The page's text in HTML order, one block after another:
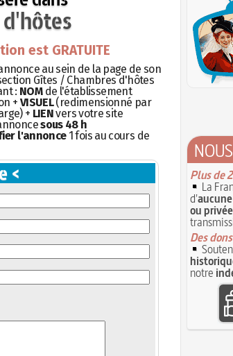
est GRATUITE
au sein de la page de son
Gîtes / Chambres d'hôtes
: NOMde l'établissement
+ VISUEL(redimensionné par
+ LIENvers votre site
sous 48 h
l'annonce1 fois au cours de
< Plus de
La
d'
ou privée
Des
notre